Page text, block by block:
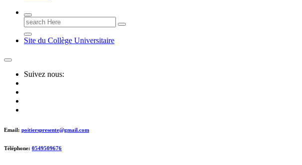
Search
for:
Site du Collège Universitaire
Suivez nous:
Email: poitierspresente@gmail.com
Téléphone: 0549509676